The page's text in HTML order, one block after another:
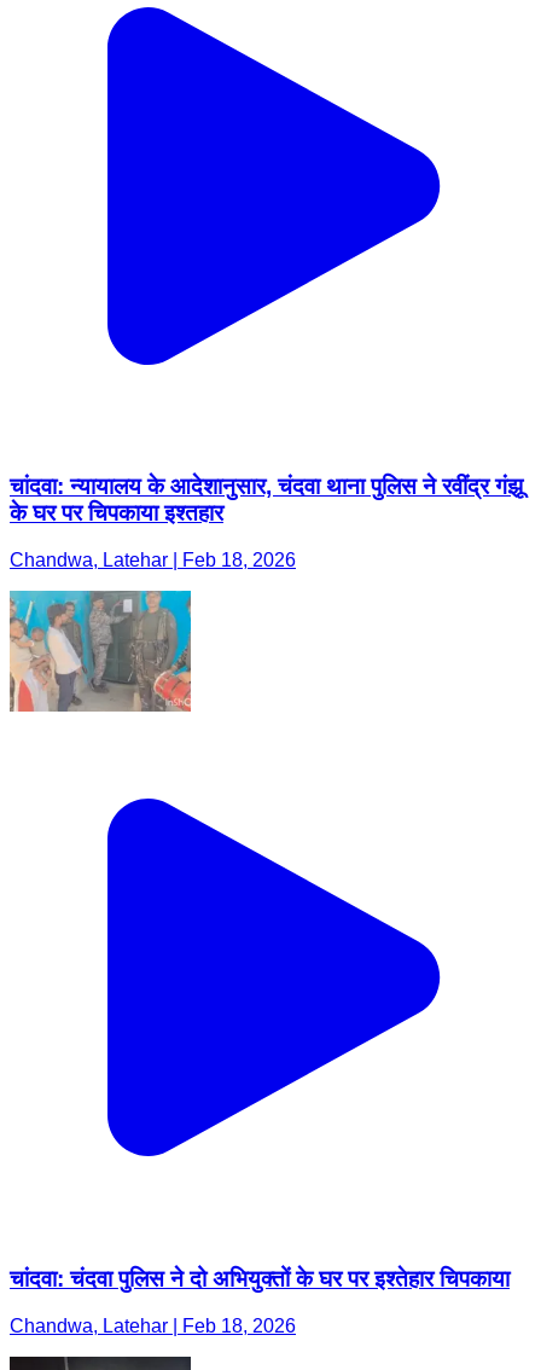
चांदवा: न्यायालय के आदेशानुसार, चंदवा थाना पुलिस ने रवींद्र गंझू
के घर पर चिपकाया इश्तहार
Chandwa, Latehar | Feb 18, 2026
चांदवा: चंदवा पुलिस ने दो अभियुक्तों के घर पर इश्तेहार चिपकाया
Chandwa, Latehar | Feb 18, 2026